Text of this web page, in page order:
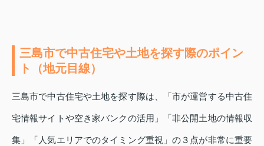
三島市で中古住宅や土地を探す際のポイン
ト（地元目線）
三島市で中古住宅や土地を探す際は、「市が運営する中古住
宅情報サイトや空き家バンクの活用」「非公開土地の情報収
集」「人気エリアでのタイミング重視」の３点が非常に重要